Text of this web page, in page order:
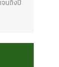
นถึงปี